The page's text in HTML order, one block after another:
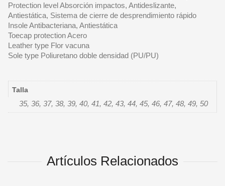
Protection level Absorción impactos, Antideslizante,
Antiestática, Sistema de cierre de desprendimiento rápido
Insole Antibacteriana, Antiestática
Toecap protection Acero
Leather type Flor vacuna
Sole type Poliuretano doble densidad (PU/PU)
Talla
35, 36, 37, 38, 39, 40, 41, 42, 43, 44, 45, 46, 47, 48, 49, 50
Artículos Relacionados